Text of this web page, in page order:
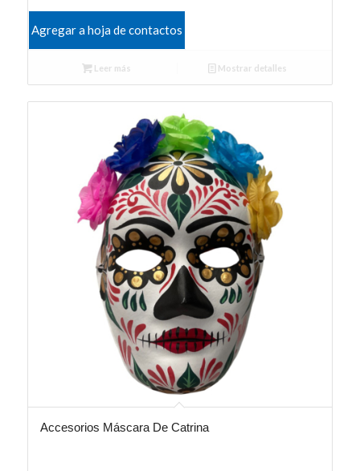
Agregar a hoja de contactos
Leer más Mostrar detalles
Accesorios Máscara De Catrina